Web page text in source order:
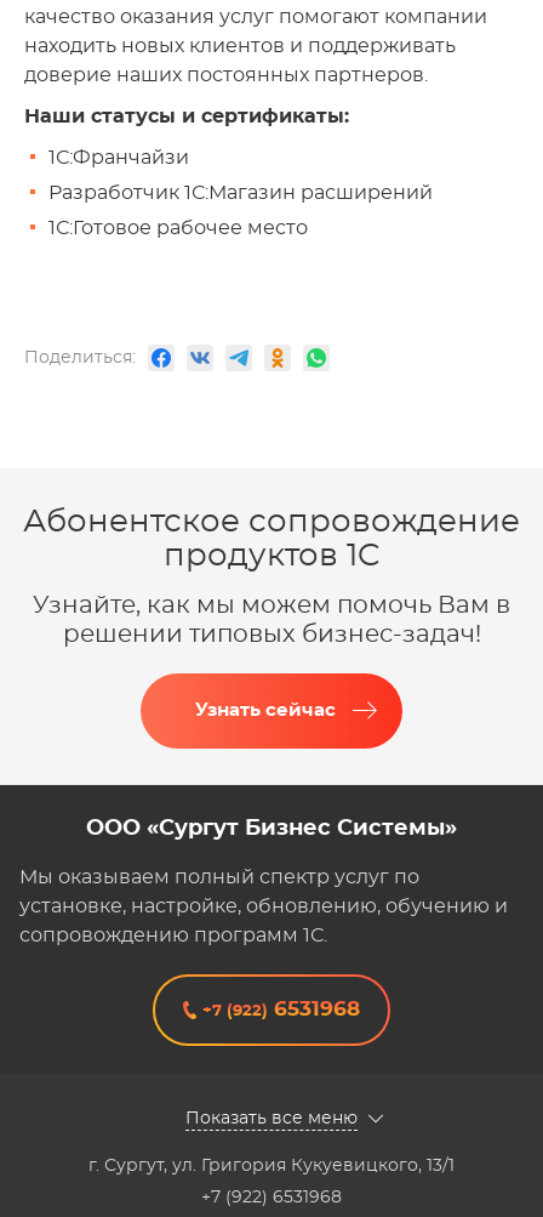
качество оказания услуг помогают компании
находить новых клиентов и поддерживать
доверие наших постоянных партнеров.
Наши статусы и сертификаты:
1С:Франчайзи
Разработчик 1С:Магазин расширений
1С:Готовое рабочее место
Поделиться:
Абонентское сопровождение
продуктов 1C
Узнайте, как мы можем помочь Вам в
решении типовых бизнес-задач!
Узнать сейчас
ООО «Сургут Бизнес Системы»
Мы оказываем полный спектр услуг по
установке, настройке, обновлению, обучению и
сопровождению программ 1С.
+7 (922) 6531968
Показать все меню
г. Сургут, ул. Григория Кукуевицкого, 13/1
+7 (922) 6531968